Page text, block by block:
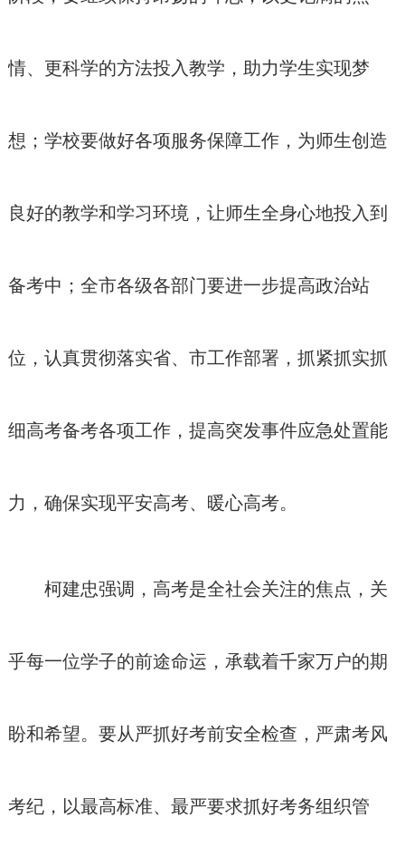
情、更科学的方法投入教学，助力学生实现梦
想；学校要做好各项服务保障工作，为师生创造
良好的教学和学习环境，让师生全身心地投入到
备考中；全市各级各部门要进一步提高政治站
位，认真贯彻落实省、市工作部署，抓紧抓实抓
细高考备考各项工作，提高突发事件应急处置能
力，确保实现平安高考、暖心高考。
柯建忠强调，高考是全社会关注的焦点，关
乎每一位学子的前途命运，承载着千家万户的期
盼和希望。要从严抓好考前安全检查，严肃考风
考纪，以最高标准、最严要求抓好考务组织管